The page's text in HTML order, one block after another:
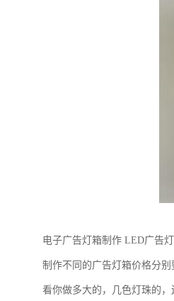
电子广告灯箱制作 LED广告
制作不同的广告灯箱价格分别
看你做多大的，几色灯珠的，